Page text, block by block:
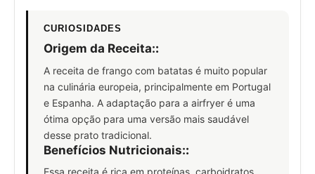
CURIOSIDADES
Origem da Receita::
A receita de frango com batatas é muito popular
na culinária europeia, principalmente em Portugal
e Espanha. A adaptação para a airfryer é uma
ótima opção para uma versão mais saudável
desse prato tradicional.
Benefícios Nutricionais::
Essa receita é rica em proteínas, carboidratos